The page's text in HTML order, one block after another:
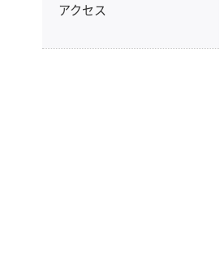
アクセス